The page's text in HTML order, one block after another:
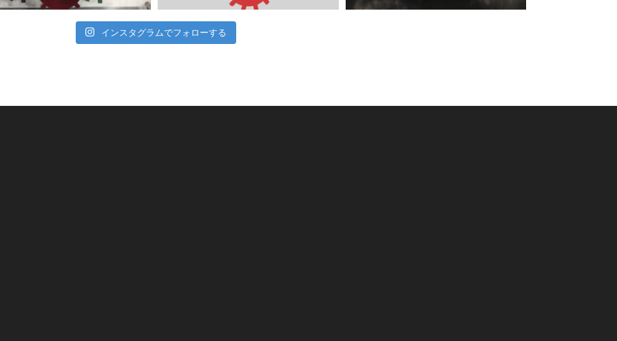
インスタグラムでフォローする